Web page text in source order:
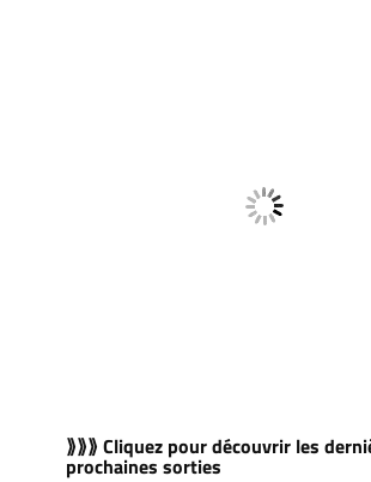
⟫⟫⟫ Cliquez pour découvrir les
prochaines sorties